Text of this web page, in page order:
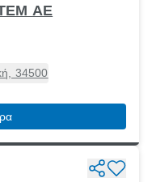
ΑΕ
34500